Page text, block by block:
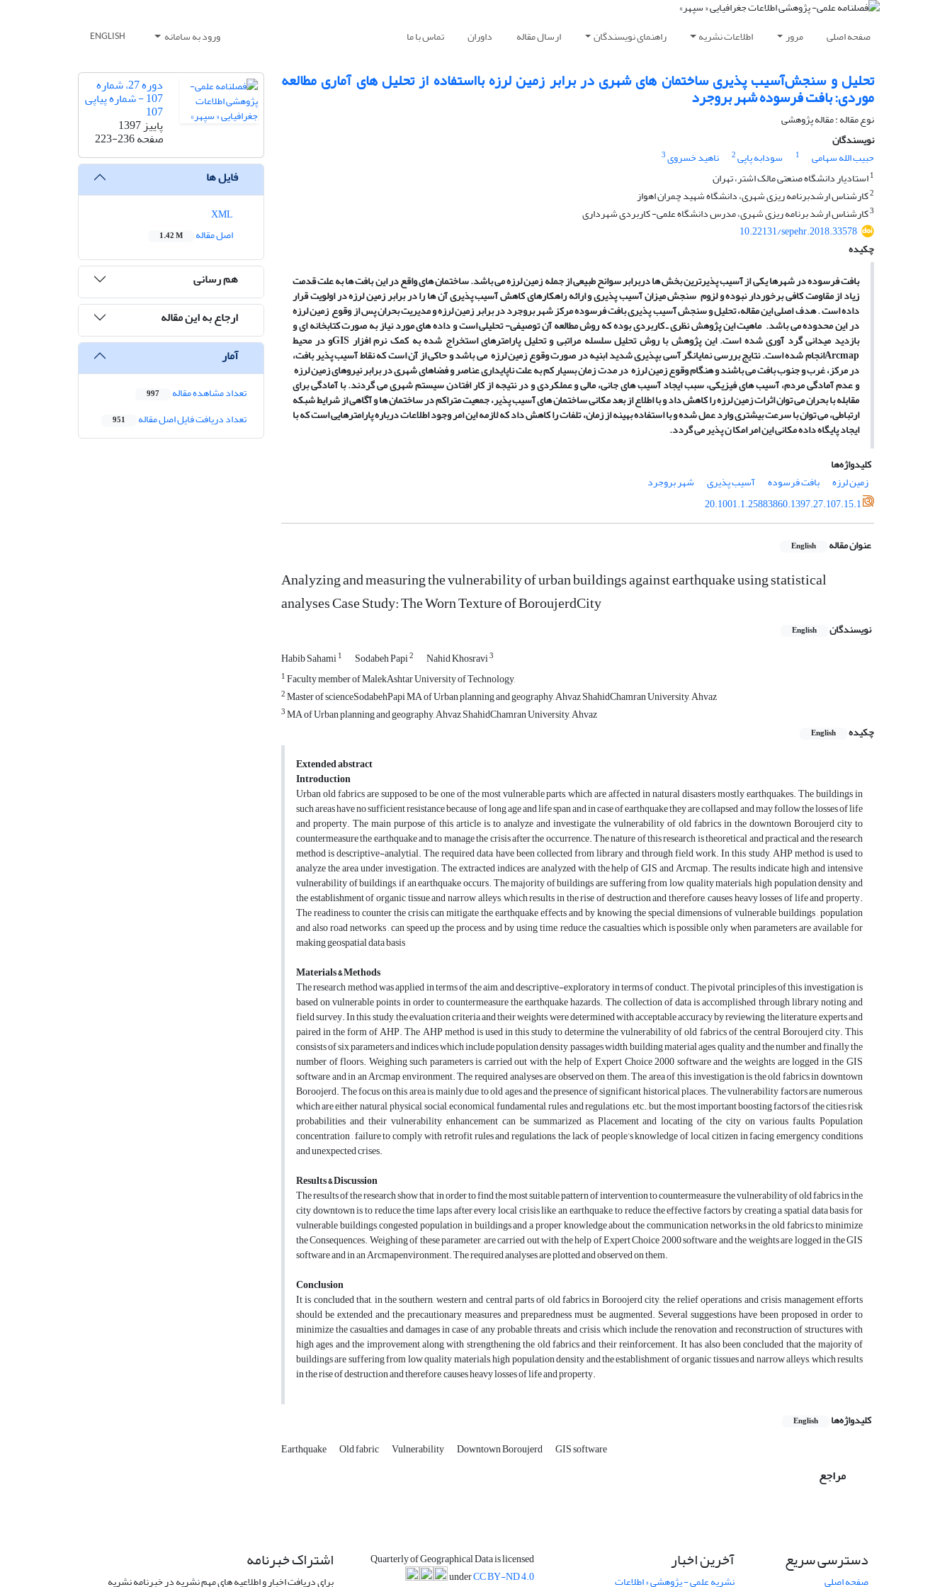
صفحه اصلی مرور اطلاعات نشریه راهنمای نویسندگان ارسال مقاله داوران تماس با ما ورود به سامانه ENGLISH
تحلیل ‌و‌ سنجش‌آسیب پذیری ‌ساختما‌ن های ‌شهری در برابر ‌زمین لرزه با‌استفاده ‌از ‌تحلیل های ‌آماری مطالعه
‌موردی: ‌بافت ‌فرسوده ‌شهر ‌بروجرد
نوع مقاله : مقاله پژوهشی
نویسندگان
حبیب الله سهامی
1 سودابه پاپی2 ناهید خسروی3
1استادیار دانشگاه صنعتی مالک اشتر، تهران
2کارشناس ارشدبرنامه ریزی شهری، دانشگاه شهید چمران اهواز
3کارشناس ارشد برنامه ریزی شهری، مدرس دانشگاه علمی- کاربردی شهرداری
10.22131/sepehr.2018.33578
چکیده
بافت فرسوده در شهرها یکی از آسیب پذیرترین بخش ها دربرابر سوانح طبیعی از جمله زمین لرزه می باشد. ساختمان های واقع در این بافت ها به علت قدمت
زیاد از مقاومت کافی برخوردار نبوده و لزوم سنجش میزان آسیب پذیری و ارائهراهکارهای کاهش آسیب پذیری آن ها را در برابر زمین لرزه در اولویت قرار
داده است . هدف اصلی این مقاله، تحلیل و سنجش آسیب پذیری بافت فرسوده مرکز شهر بروجرد در برابر زمین لرزه و مدیریت بحران پس از وقوع زمین لرزه
در این محدوده می باشد. ماهیت این پژوهش نظری ـ کاربردی بوده که روش مطالعه آن توصیفی- تحلیلی است و داده های مورد نیاز به صورت کتابخانه ای و
بازدید میدانی گرد آوری شده است. این پژوهش با روش تحلیل سلسله مراتبی و تحلیل پارامترهای استخراج شده به کمک نرم افزارGISو در محیط
Arcmapانجام شده است. نتایج بررسی نمایانگر آسی بپذیری شدید ابنیه در صورت وقوع زمین لرزه می باشد و حاکی از آن است که نقاط آسیب پذیر بافت،
در مرکز، غرب و جنوب بافت می باشند و هنگام وقوع زمین لرزه در مدت زمان بسیار کم به علت ناپایداری عناصر و فضاهای شهری در برابر نیروهای زمین لرزه
و عدم آمادگی مردم، آسیب های فیزیکی، سبب ایجاد آسیب های جانی، مالی و عملکردی و در نتیجه از کار افتادن سیستم شهری می گردند. با آمادگی برای
مقابله با بحران می توان اثرات زمین لرزه را کاهش داد و با اطلاع از بعد مکانی ساختمان های آسیب پذیر، جمعیت متراکم در ساختمان ها و آگاهی از شرایط شبکه
ارتباطی، می توان با سرعت بیشتری وارد عمل شده و با استفاده بهینه از زمان، تلفات را کاهش داد که لازمه این امر وجود اطلاعات درباره پارامترهایی است که با
ایجاد پایگاه داده مکانی این امر امکا ن پذیر می گردد.
کلیدواژه‌ها
زمین لرزه
بافت فرسوده آسیب پذیری
شهر بروجرد
20.1001.1.25883860.1397.27.107.15.1
عنوان مقاله English
Analyzing and measuring the vulnerability of urban buildings against earthquake using statistical
analyses Case Study: The Worn Texture of BoroujerdCity
نویسندگان English
Habib Sahami1 Sodabeh Papi2 Nahid Khosravi3
1Faculty member of MalekAshtar University of Technology,
2Master of scienceSodabehPapi MA of Urban planning and geography, Ahvaz ShahidChamran University, Ahvaz
3MA of Urban planning and geography, Ahvaz ShahidChamran University, Ahvaz
چکیده
English
Extended abstract
Introduction
Urban old fabrics are supposed to be one of the most vulnerable parts, which are affected in natural disasters mostly earthquakes. The buildings in
such areas have no sufficient resistance because of long age and life span and in case of earthquake they are collapsed and may follow the losses of life
and property. The main purpose of this article is to analyze and investigate the vulnerability of old fabrics in the downtown Boroujerd city to
countermeasure the earthquake and to manage the crisis after the occurrence. The nature of this research is theoretical and practical and the research
method is descriptive-analytial. The required data have been collected from library and through field work. In this study, AHP method is used to
analyze the area under investigation. The extracted indices are analyzed with the help of GIS and Arcmap. The results indicate high and intensive
vulnerability of buildings, if an earthquake occurs. The majority of buildings are suffering from low quality materials, high population density and
the establishment of organic tissue and narrow alleys, which results in the rise of destruction and therefore, causes heavy losses of life and property.
The readiness to counter the crisis can mitigate the earthquake effects and by knowing the special dimensions of vulnerable buildings , population
and also road networks , can speed up the process, and by using time, reduce the casualties which is possible only when parameters are available for
making geospatial data basis
Materials & Methods
The research method was applied in terms of the aim, and descriptive-exploratory in terms of conduct. The pivotal principles of this investigation is
based on vulnerable points in order to countermeasure the earthquake hazards. The collection of data is accomplished through library noting and
field survey. In this study, the evaluation criteria and their weights were determined with acceptable accuracy by reviewing the literature, experts and
paired in the form of AHP. The AHP method is used in this study to determine the vulnerability of old fabrics of the central Boroujerd city. This
consists of six parameters and indices which include population density, passages width, building material ages, quality and the number and finally the
number of floors. Weighing such parameters is carried out with the help of Expert Choice 2000 software and the weights are logged in the GIS
software and in an Arcmap environment. The required analyses are observed on them. The area of this investigation is the old fabrics in downtown
Boroojerd. The focus on this area is mainly due to old ages and the presence of significant historical places. The vulnerability factors are numerous,
which are either natural, physical, social, economical, fundamental, rules and regulations , etc., but the most important boosting factors of the cities risk
probabilities and their vulnerability enhancement can be summarized as Placement and locating of the city on various faults, Population
concentration , failure to comply with retrofit rules and regulations, the lack of people’s knowledge of local citizen in facing emergency conditions
and unexpected crises.
Results & Discussion
The results of the research show that in order to find the most suitable pattern of intervention to countermeasure the vulnerability of old fabrics in the
city downtown is to reduce the time laps after every local crisis like an earthquake, to reduce the effective factors by creating a spatial data basis for
vulnerable buildings, congested population in buildings and a proper knowledge about the communication networks in the old fabrics to minimize
the Consequences. Weighing of these parameter, are carried out with the help of Expert Choice 2000 software and the weights are logged in the GIS
software and in an Arcmapenvironment. The required analyses are plotted and observed on them.
Conclusion
It is concluded that, in the southern, western and central parts of old fabrics in Boroojerd city, the relief operations and crisis management efforts
should be extended and the precautionary measures and preparedness must be augmented. Several suggestions have been proposed in order to
minimize the casualties and damages in case of any probable threats and crisis, which include the renovation and reconstruction of structures with
high ages and the improvement along with strengthening the old fabrics and their reinforcement. It has also been concluded that the majority of
buildings are suffering from low quality materials, high population density and the establishment of organic tissues and narrow alleys, which results
in the rise of destruction and therefore, causes heavy losses of life and property.
کلیدواژه‌ها English
Earthquake Old fabric Vulnerability Downtown Boroujerd GIS software
مراجع
دوره 27، شماره
107 - شماره پیاپی
107
پاییز 1397
صفحه223-236
فایل ها
اصل مقاله
1.42 M
هم رسانی
ارجاع به این مقاله
آمار
تعداد مشاهده مقاله 997
تعداد دریافت فایل اصل مقاله 951
دسترسی سریع
صفحه اصلی
آخرین اخبار
نشریه علمی - پژوهشی « اطلاعات
Quarterly of Geographical Data is licensed
underCC BY-ND 4.0
اشتراک خبرنامه
برای دریافت اخبار و اطلاعیه های مهم نشریه در خبرنامه نشریه